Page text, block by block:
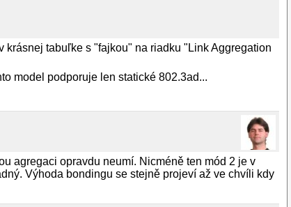
krásnej tabuľke s "fajkou" na riadku "Link Aggregation
model podporuje len statické 802.3ad...
agregaci opravdu neumí. Nicméně ten mód 2 je v
Výhoda bondingu se stejně projeví až ve chvíli kdy